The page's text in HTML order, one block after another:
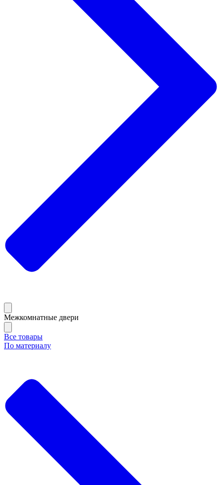
Межкомнатные двери
Все товары
По материалу